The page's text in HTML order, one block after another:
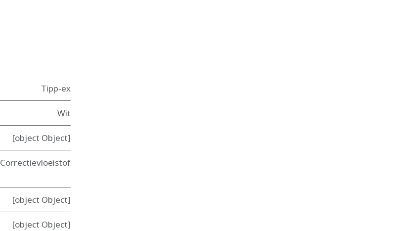
Tipp-ex
Wit
[object Object]
Correctievloeistof
[object Object]
[object Object]